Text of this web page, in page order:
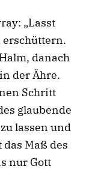
„Lasst
erschüttern.
danach
der Ähre.
Schritt
glaubende
lassen und
Maß des
nur Gott